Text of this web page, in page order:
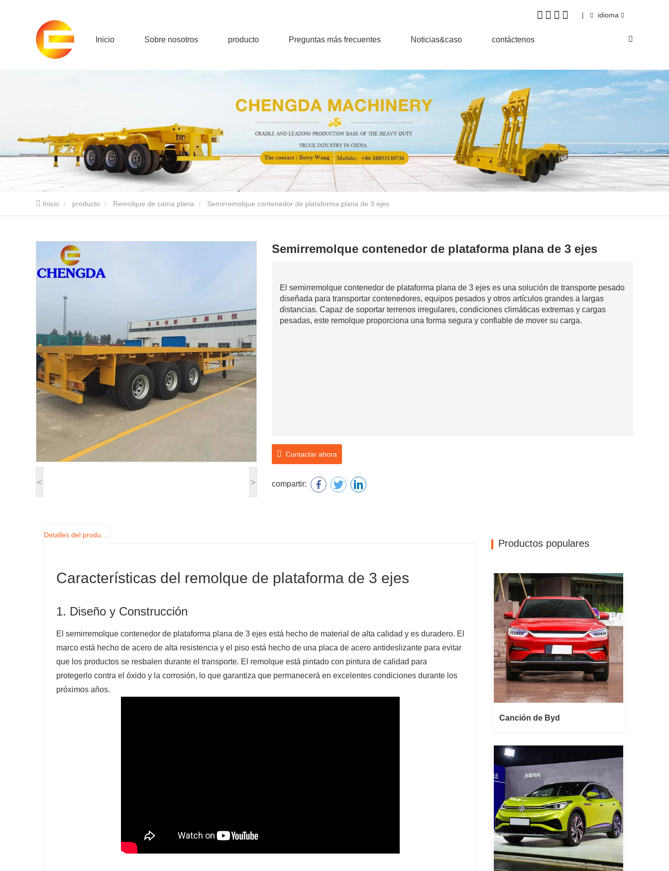
| idioma
Inicio Sobre nosotros producto Preguntas más frecuentes Noticias&caso contáctenos
Inicio producto Remolque de cama plana Semirremolque contenedor de plataforma plana de 3 ejes
< >
Semirremolque contenedor de plataforma plana de 3 ejes
El semirremolque contenedor de plataforma plana de 3 ejes es una solución de transporte pesado
diseñada para transportar contenedores, equipos pesados ​​y otros artículos grandes a largas
distancias. Capaz de soportar terrenos irregulares, condiciones climáticas extremas y cargas
pesadas, este remolque proporciona una forma segura y confiable de mover su carga.
Contactar ahora
compartir:
Características del remolque de plataforma de 3 ejes
1. Diseño y Construcción
El semirremolque contenedor de plataforma plana de 3 ejes está hecho de material de alta calidad y es duradero. El
marco está hecho de acero de alta resistencia y el piso está hecho de una placa de acero antideslizante para evitar
que los productos se resbalen durante el transporte. El remolque está pintado con pintura de calidad para
protegerlo contra el óxido y la corrosión, lo que garantiza que permanecerá en excelentes condiciones durante los
próximos años.
Productos populares
Canción de Byd
Canción de Byd
Contactar ahora